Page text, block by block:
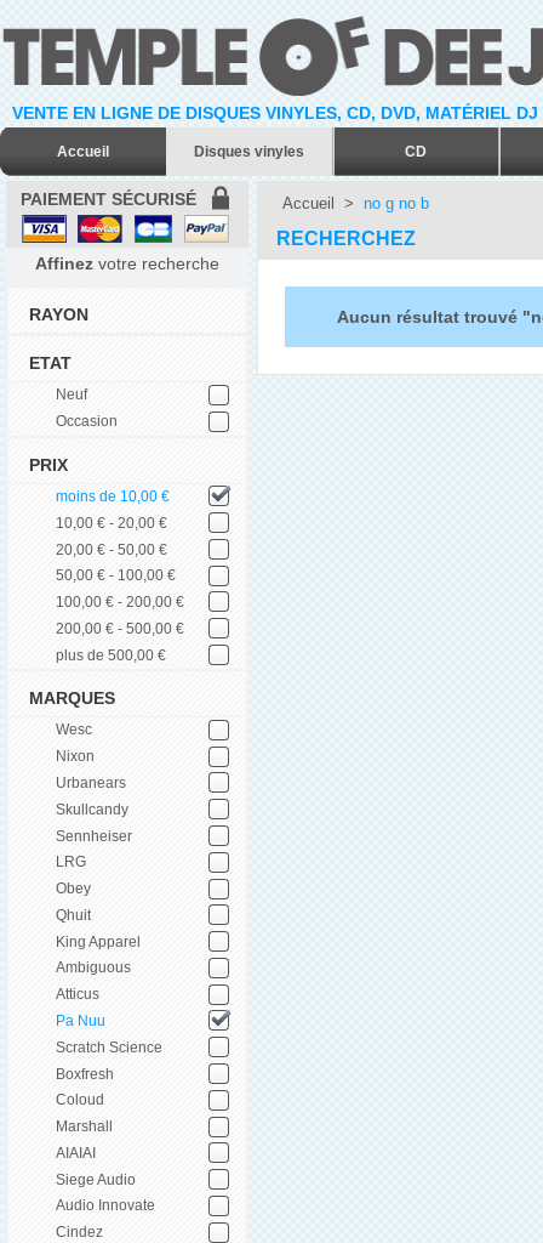
VENTE EN LIGNE DE DISQUES VINYLES, CD, DVD, MATÉRIEL
Accueil Disques vinyles CD
PAIEMENT SÉCURISÉ
Affinez votre recherche
RAYON
ETAT
Neuf
Occasion
PRIX
moins de 10,00 €
10,00 € - 20,00 €
20,00 € - 50,00 €
50,00 € - 100,00 €
100,00 € - 200,00 €
200,00 € - 500,00 €
plus de 500,00 €
MARQUES
Wesc
Nixon
Urbanears
Skullcandy
Sennheiser
LRG
Obey
Qhuit
King Apparel
Ambiguous
Atticus
Pa Nuu
Scratch Science
Boxfresh
Coloud
Marshall
AIAIAI
Siege Audio
Audio Innovate
Cindez
Accueil > no g no b
RECHERCHEZ
Aucun résultat trouvé